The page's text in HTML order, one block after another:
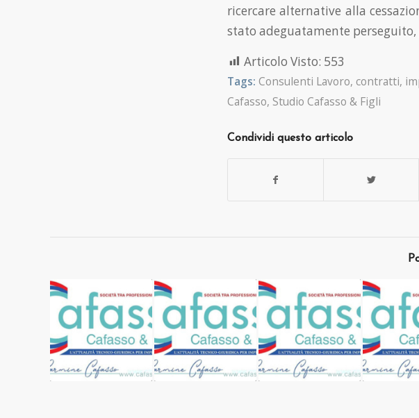
ricercare alternative alla
stato adeguatamente
Articolo Visto: 553
Tags: Consulenti Lavoro, contratti,
Cafasso, Studio Cafasso & Figli
Condividi questo articolo